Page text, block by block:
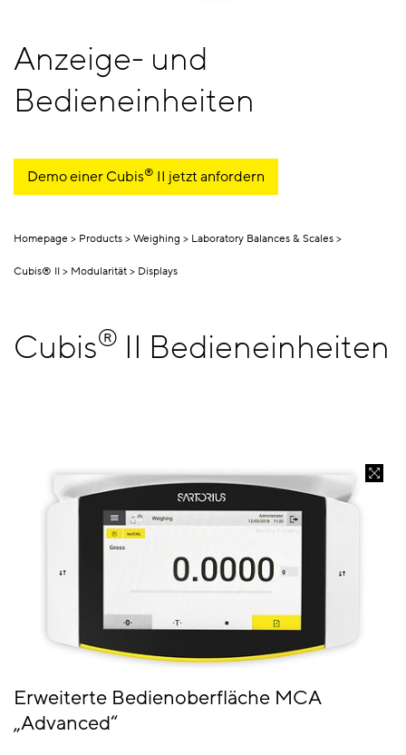
Anzeige- und
Bedieneinheiten
Demo einer Cubis® II jetzt anfordern
Homepage Products Weighing Laboratory Balances & Scales
Cubis® II Modularität Displays
Cubis® II Bedieneinheiten
Erweiterte Bedienoberfläche MCA
„Advanced“